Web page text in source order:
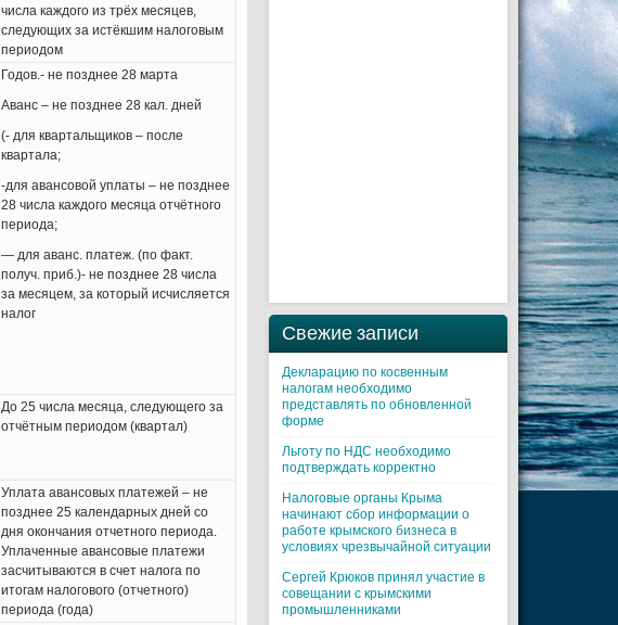
числа каждого из трёх месяцев,
следующих за истёкшим налоговым
периодом
Годов.- не позднее 28 марта
Аванс – не позднее 28 кал. дней
(- для квартальщиков – после
квартала;
-для авансовой уплаты – не позднее
28 числа каждого месяца отчётного
периода;
— для аванс. платеж. (по факт.
получ. приб.)- не позднее 28 числа
за месяцем, за который исчисляется
налог
До 25 числа месяца, следующего за
отчётным периодом (квартал)
Уплата авансовых платежей – не
позднее 25 календарных дней со
дня окончания отчетного периода.
Уплаченные авансовые платежи
засчитываются в счет налога по
итогам налогового (отчетного)
периода (года)
Свежие записи
Декларацию по косвенным
налогам необходимо
представлять по обновленной
форме
Льготу по НДС необходимо
подтверждать корректно
Налоговые органы Крыма
начинают сбор информации о
работе крымского бизнеса в
условиях чрезвычайной ситуации
Cергей Крюков принял участие в
совещании с крымскими
промышленниками